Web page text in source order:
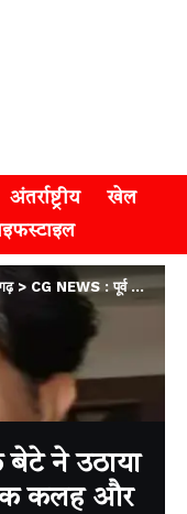
अंतर्राष्ट्रीय
खेल
> CG NEWS : पूर्व मंत्री के बेटे ने उठाया खौफनाक कदम’ पारिवारिक कलह और पत्नी से विवाद के चलते की आत्महत्या
बेटे ने उठाया
कलह और